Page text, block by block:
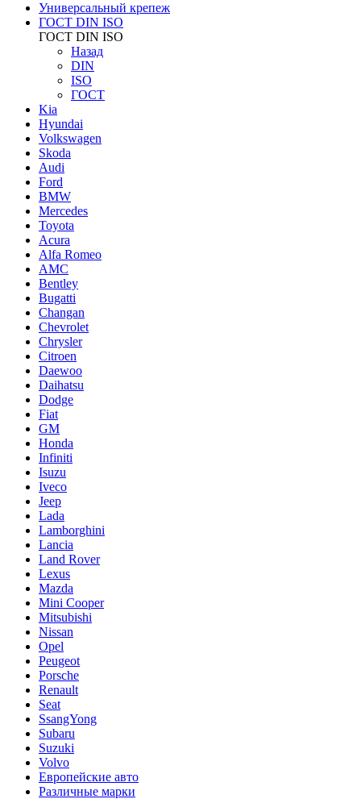
Универсальный крепеж
ГОСТ DIN ISO
ГОСТ DIN ISO
Назад
DIN
ISO
ГОСТ
Kia
Hyundai
Volkswagen
Skoda
Audi
Ford
BMW
Mercedes
Toyota
Acura
Alfa Romeo
AMC
Bentley
Bugatti
Changan
Chevrolet
Chrysler
Citroen
Daewoo
Daihatsu
Dodge
Fiat
GM
Honda
Infiniti
Isuzu
Iveco
Jeep
Lada
Lamborghini
Lancia
Land Rover
Lexus
Mazda
Mini Cooper
Mitsubishi
Nissan
Opel
Peugeot
Porsche
Renault
Seat
SsangYong
Subaru
Suzuki
Volvo
Европейские авто
Различные марки